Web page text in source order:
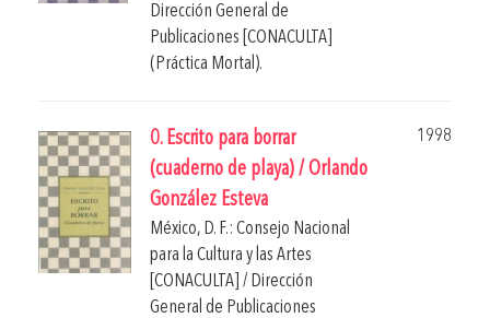
Dirección General de
Publicaciones [CONACULTA]
(Práctica Mortal).
0. Escrito para borrar
(cuaderno de playa) / Orlando
González Esteva
1998
México, D. F.: Consejo Nacional
para la Cultura y las Artes
[CONACULTA] / Dirección
General de Publicaciones